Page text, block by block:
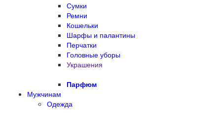
Сумки
Ремни
Кошельки
Шарфы и палантины
Перчатки
Головные уборы
Украшения
Парфюм
Мужчинам
Одежда